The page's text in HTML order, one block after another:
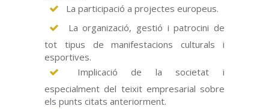
La participació a projectes europeus.
La organizació, gestió i patrocini de
tot tipus de manifestacions culturals i
esportives.
Implicació de la societat i
especialment del teixit empresarial sobre
els punts citats anteriorment.